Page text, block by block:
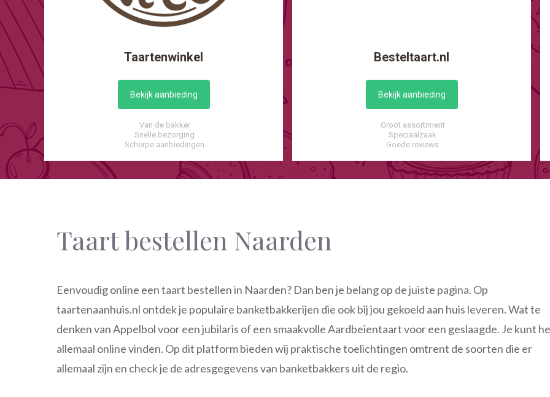
Taartenwinkel
Bekijk aanbieding
Van de bakker
Snelle bezorging
Scherpe aanbiedingen
Besteltaart.nl
Bekijk aanbieding
Groot assortiment
Speciaalzaak
Goede reviews
Taart bestellen Naarden
Eenvoudig online een taart bestellen in Naarden? Dan ben je belang op de juiste pagina. Op
taartenaanhuis.nl ontdek je populaire banketbakkerijen die ook bij jou gekoeld aan huis leveren. Wat te
denken van Appelbol voor een jubilaris of een smaakvolle Aardbeientaart voor een geslaagde. Je kunt
allemaal online vinden. Op dit platform bieden wij praktische toelichtingen omtrent de soorten die er
allemaal zijn en check je de adresgegevens van banketbakkers uit de regio.